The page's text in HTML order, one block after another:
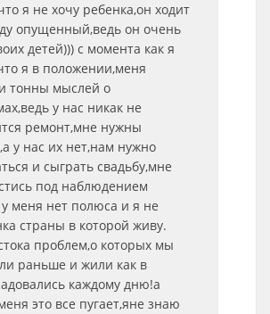
я не хочу ребенка,он ходит
опущенный,ведь он очень
детей))) с момента как я
я в положении,меня
тонны мыслей о
у нас никак не
ремонт,мне нужны
у нас их нет,нам нужно
и сыграть свадьбу,мне
под наблюдением
меня нет полюса и я не
страны в которой живу.
проблем,о которых мы
раньше и жили как в
каждому дню!а
это все пугает,яне знаю